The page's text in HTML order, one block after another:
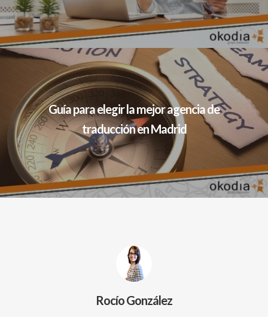
Guía para elegir la mejor agencia de
traducción en Madrid
Rocío González